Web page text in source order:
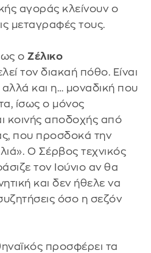
αγοράς κλείνουν ο
μεταγραφές τους.
ο Ζέλικο
τον διακαή πόθο. Είναι
και η… μοναδική που
ίσως ο μόνος
κοινής αποδοχής από
που προσδοκά την
Ο Σέρβος τεχνικός
τον Ιούνιο αν θα
και δεν ήθελε να
όσο η σεζόν
προσφέρει τα